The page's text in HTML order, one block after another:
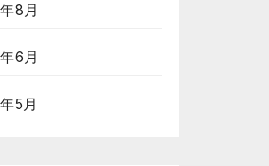
8月
6月
5月